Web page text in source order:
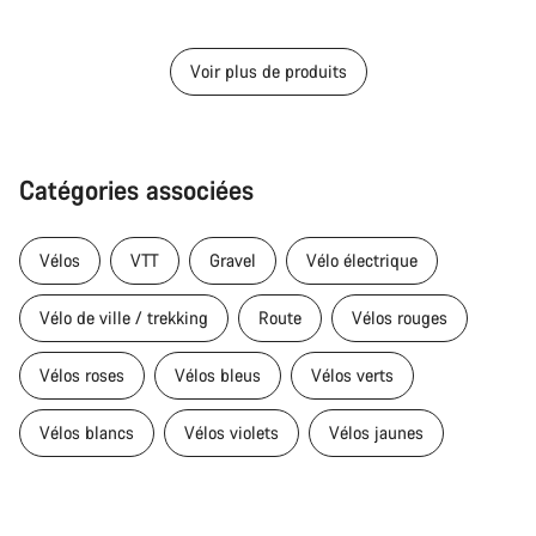
Voir plus de produits
Catégories associées
Vélos VTT Gravel Vélo électrique
Vélo de ville / trekking Route Vélos rouges
Vélos roses Vélos bleus Vélos verts
Vélos blancs Vélos violets Vélos jaunes